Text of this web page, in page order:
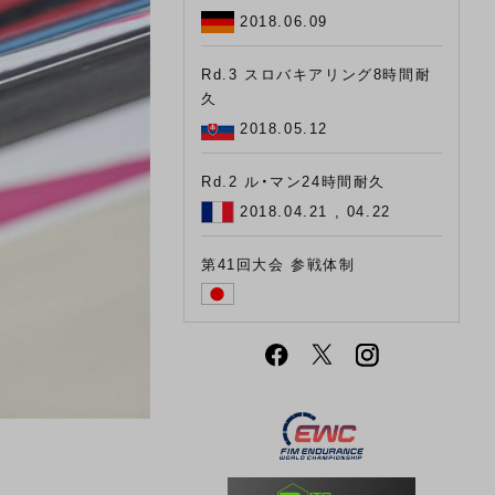
2018.06.09
Rd.3 スロバキアリング8時間耐
久
2018.05.12
Rd.2 ル・マン24時間耐久
2018.04.21 , 04.22
第41回大会 参戦体制